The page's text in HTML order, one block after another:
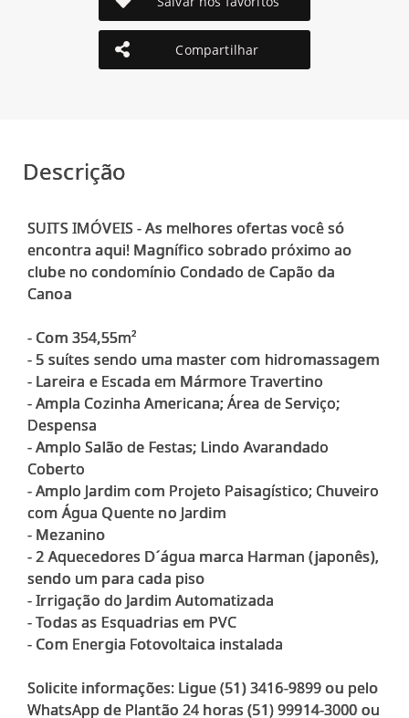
Compartilhar
Descrição
SUITS IMÓVEIS - As melhores ofertas você só
encontra aqui! Magnífico sobrado próximo ao
clube no condomínio Condado de Capão da
Canoa
- Com 354,55m²
- 5 suítes sendo uma master com hidromassagem
- Lareira e Escada em Mármore Travertino
- Ampla Cozinha Americana; Área de Serviço;
Despensa
- Amplo Salão de Festas; Lindo Avarandado
Coberto
- Amplo Jardim com Projeto Paisagístico; Chuveiro
com Água Quente no Jardim
- Mezanino
- 2 Aquecedores D´água marca Harman (japonês),
sendo um para cada piso
- Irrigação do Jardim Automatizada
- Todas as Esquadrias em PVC
- Com Energia Fotovoltaica instalada
Solicite informações: Ligue (51) 3416-9899 ou pelo
WhatsApp de Plantão 24 horas (51) 99914-3000 ou